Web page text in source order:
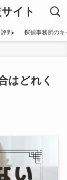
イト
判 探偵事務所のキ
はどれく